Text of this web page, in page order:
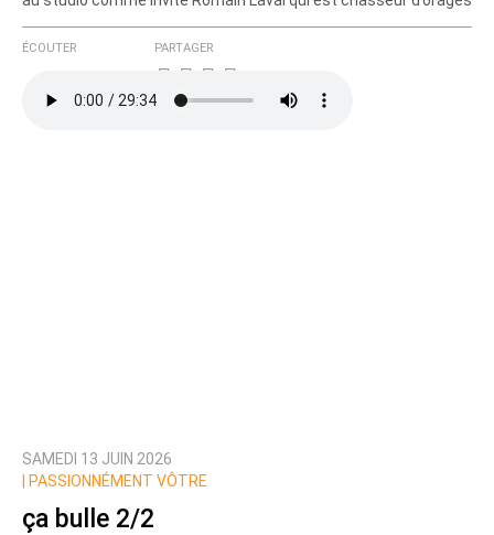
ÉCOUTER PARTAGER
SAMEDI 13 JUIN 2026
PASSIONNÉMENT VÔTRE
ça bulle 2/2